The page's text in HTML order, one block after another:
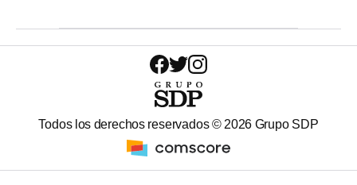
Todos los derechos reservados © 2026 Grupo SDP